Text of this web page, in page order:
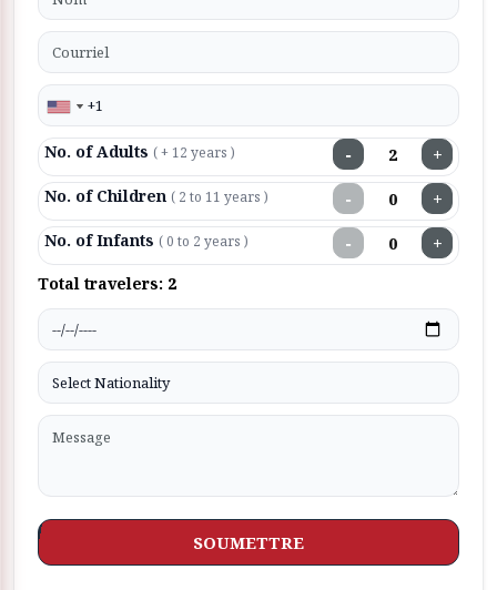
No. of Adults ( + 12 years ) − +
No. of Children ( 2 to 11 years ) − +
No. of Infants ( 0 to 2 years ) − +
Total travelers: 2
SOUMETTRE